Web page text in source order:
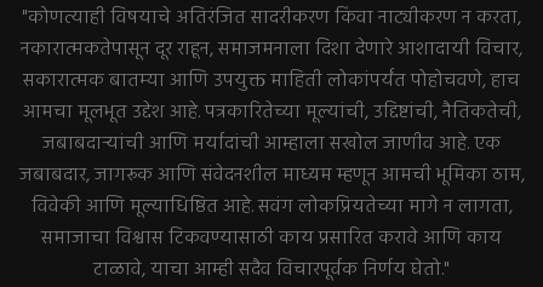
"कोणत्याही विषयाचे अतिरंजित सादरीकरण किंवा नाट्यीकरण न करता,
नकारात्मकतेपासून दूर राहून, समाजमनाला दिशा देणारे आशादायी विचार,
सकारात्मक बातम्या आणि उपयुक्त माहिती लोकांपर्यंत पोहोचवणे, हाच
आमचा मूलभूत उद्देश आहे. पत्रकारितेच्या मूल्यांची, उद्दिष्टांची, नैतिकतेची,
जबाबदाऱ्यांची आणि मर्यादांची आम्हाला सखोल जाणीव आहे. एक
जबाबदार, जागरूक आणि संवेदनशील माध्यम म्हणून आमची भूमिका ठाम,
विवेकी आणि मूल्याधिष्ठित आहे. सवंग लोकप्रियतेच्या मागे न लागता,
समाजाचा विश्वास टिकवण्यासाठी काय प्रसारित करावे आणि काय
टाळावे, याचा आम्ही सदैव विचारपूर्वक निर्णय घेतो."